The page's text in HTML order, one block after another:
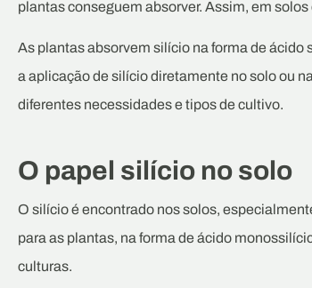
plantas conseguem absorver. Assim, em
As plantas absorvem silício na forma de
a aplicação de silício diretamente no solo ou
diferentes necessidades e tipos de cultivo.
O papel silício no solo
O silício é encontrado nos solos,
para as plantas, na forma de ácido
culturas.